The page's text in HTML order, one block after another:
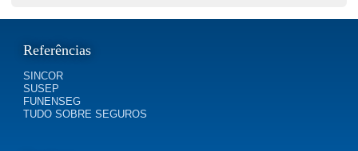
Referências
SINCOR
SUSEP
FUNENSEG
TUDO SOBRE SEGUROS